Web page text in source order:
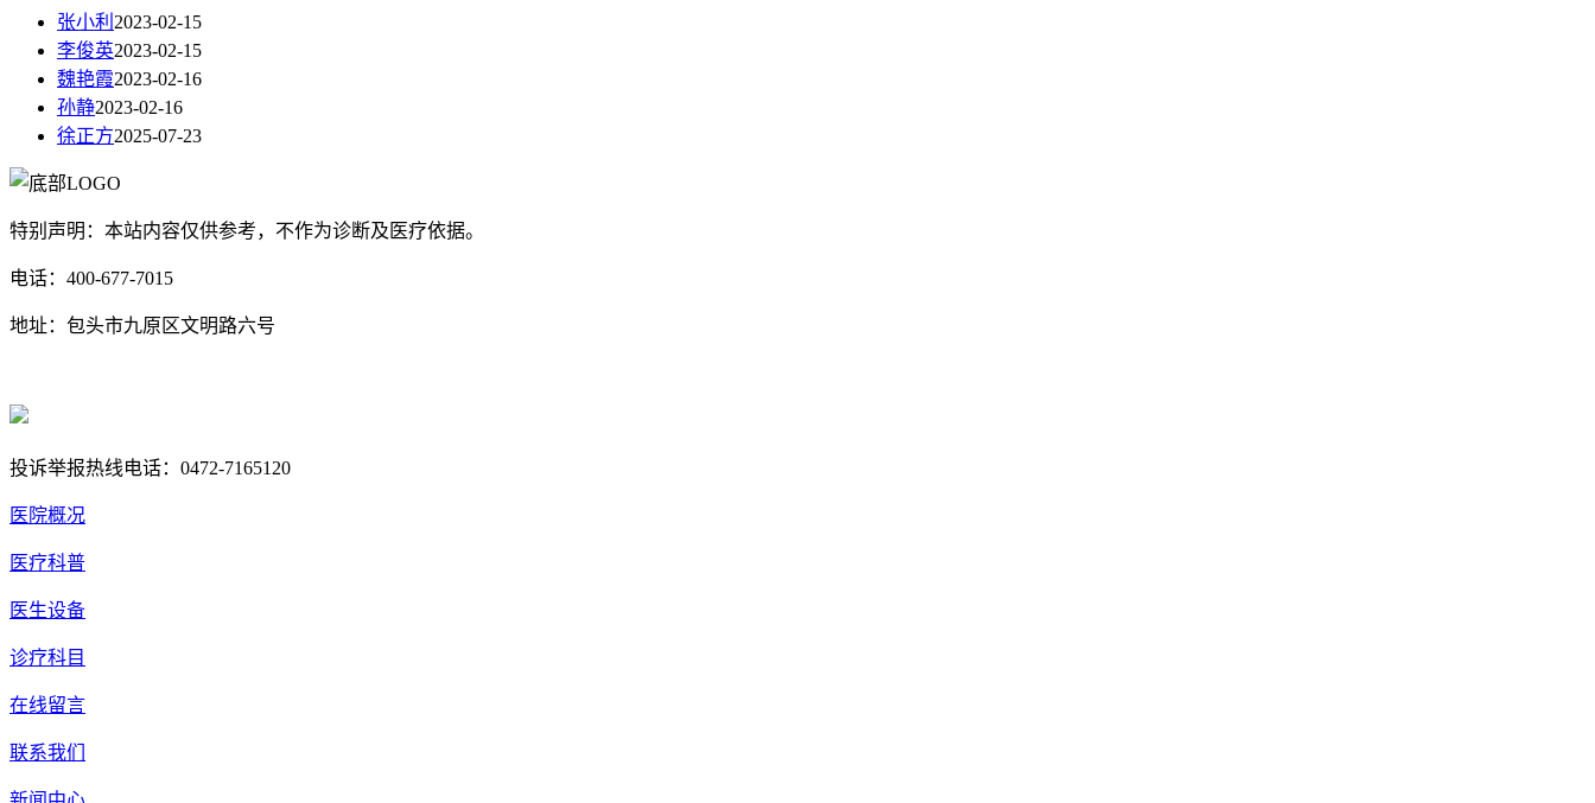
张小利 2023-02-15
李俊英2023-02-15
魏艳霞2023-02-16
孙静2023-02-16
徐正方2025-07-23
特别声明：本站内容仅供参考，不作为诊断及医疗依据。
电话：400-677-7015
地址：包头市九原区文明路六号
投诉举报热线电话：0472-7165120
医院概况
医疗科普
医生设备
诊疗科目
在线留言
联系我们